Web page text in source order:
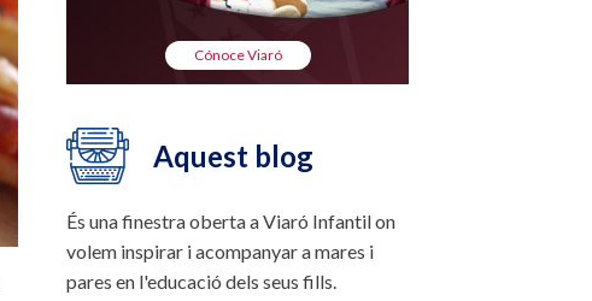
Cónoce Viaró
Aquest blog
És una finestra oberta a Viaró Infantil on
volem inspirar i acompanyar a mares i
pares en l'educació dels seus fills.